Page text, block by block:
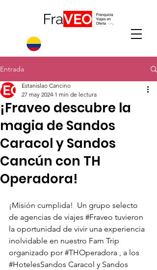
Entrada
¡Fraveo descubre la
magia de Sandos
Caracol y Sandos
Cancún con TH
Operadora! ️
Estanislao Cancino
27 may 2024 1 min de lectura
¡Misión cumplida!  Un grupo selecto
de agencias de viajes #Fraveo tuvieron
la oportunidad de vivir una experiencia
inolvidable en nuestro Fam Trip
organizado por #THOperadora , a los
#HotelesSandos Caracol y Sandos